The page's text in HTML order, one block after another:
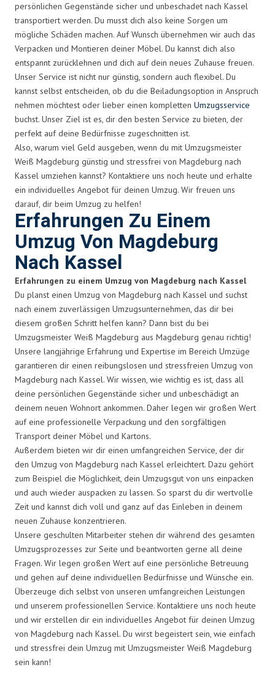
persönlichen Gegenstände sicher und unbeschadet nach Kassel
transportiert werden. Du musst dich also keine Sorgen um
mögliche Schäden machen. Auf Wunsch übernehmen wir auch das
Verpacken und Montieren deiner Möbel. Du kannst dich also
entspannt zurücklehnen und dich auf dein neues Zuhause freuen.
Unser Service ist nicht nur günstig, sondern auch flexibel. Du
kannst selbst entscheiden, ob du die Beiladungsoption in Anspruch
nehmen möchtest oder lieber einen kompletten Umzugsservice
buchst. Unser Ziel ist es, dir den besten Service zu bieten, der
perfekt auf deine Bedürfnisse zugeschnitten ist.
Also, warum viel Geld ausgeben, wenn du mit Umzugsmeister
Weiß Magdeburg günstig und stressfrei von Magdeburg nach
Kassel umziehen kannst? Kontaktiere uns noch heute und erhalte
ein individuelles Angebot für deinen Umzug. Wir freuen uns
darauf, dir beim Umzug zu helfen!
Erfahrungen Zu Einem
Umzug Von Magdeburg
Nach Kassel
Erfahrungen zu einem Umzug von Magdeburg nach Kassel
Du planst einen Umzug von Magdeburg nach Kassel und suchst
nach einem zuverlässigen Umzugsunternehmen, das dir bei
diesem großen Schritt helfen kann? Dann bist du bei
Umzugsmeister Weiß Magdeburg aus Magdeburg genau richtig!
Unsere langjährige Erfahrung und Expertise im Bereich Umzüge
garantieren dir einen reibungslosen und stressfreien Umzug von
Magdeburg nach Kassel. Wir wissen, wie wichtig es ist, dass all
deine persönlichen Gegenstände sicher und unbeschädigt an
deinem neuen Wohnort ankommen. Daher legen wir großen Wert
auf eine professionelle Verpackung und den sorgfältigen
Transport deiner Möbel und Kartons.
Außerdem bieten wir dir einen umfangreichen Service, der dir
den Umzug von Magdeburg nach Kassel erleichtert. Dazu gehört
zum Beispiel die Möglichkeit, dein Umzugsgut von uns einpacken
und auch wieder auspacken zu lassen. So sparst du dir wertvolle
Zeit und kannst dich voll und ganz auf das Einleben in deinem
neuen Zuhause konzentrieren.
Unsere geschulten Mitarbeiter stehen dir während des gesamten
Umzugsprozesses zur Seite und beantworten gerne all deine
Fragen. Wir legen großen Wert auf eine persönliche Betreuung
und gehen auf deine individuellen Bedürfnisse und Wünsche ein.
Überzeuge dich selbst von unseren umfangreichen Leistungen
und unserem professionellen Service. Kontaktiere uns noch heute
und wir erstellen dir ein individuelles Angebot für deinen Umzug
von Magdeburg nach Kassel. Du wirst begeistert sein, wie einfach
und stressfrei dein Umzug mit Umzugsmeister Weiß Magdeburg
sein kann!